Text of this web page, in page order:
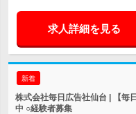
求人詳細を見る
新着
株式会社毎日広告社仙台 | 【毎
中 ○経験者募集